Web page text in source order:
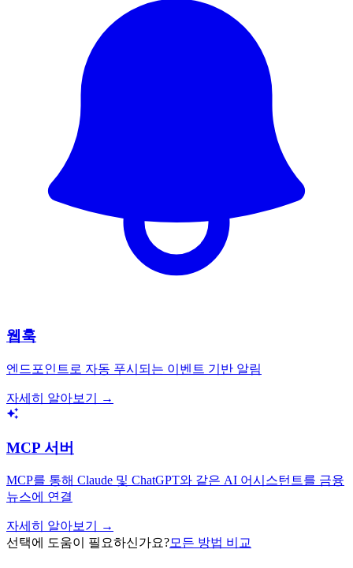
웹훅
엔드포인트로 자동 푸시되는 이벤트 기반 알림
자세히 알아보기 →
MCP 서버
MCP를 통해 Claude 및 ChatGPT와 같은 AI 어시스턴트를 금융
뉴스에 연결
자세히 알아보기 →
선택에 도움이 필요하신가요?모든 방법 비교